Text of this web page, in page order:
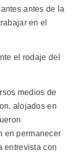
antes de la
en el
el rodaje del
medios de
alojados en
en permanecer
entrevista con